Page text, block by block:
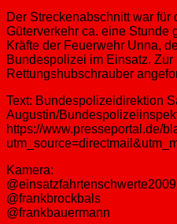
Der Streckenabschnitt war für
Güterverkehr ca. eine Stunde
Kräfte der Feuerwehr Unna,
Bundespolizei im Einsatz.
Rettungshubschrauber
Text: Bundespolizeidirektion
Augustin/
https://www.presseportal.de/
Kamera:
@einsatzfahrtenschwerte2009
@frankbrockbals
@frankbauermann ​